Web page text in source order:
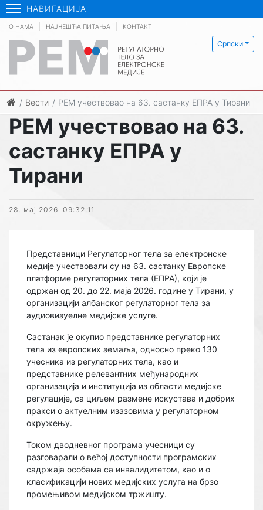
НАВИГАЦИЈА
Српски
О НАМА НАЈЧЕШЋА ПИТАЊА КОНТАКТ
Вести РЕМ учествовао на 63. састанку ЕПРА у Тирани
РЕМ учествовао на 63.
састанку ЕПРА у
Тирани
28. мај 2026. 09:32:11
Представници Регулаторног тела за електронске
медије учествовали су на 63. састанку Европске
платформе регулаторних тела (ЕПРА), који је
одржан од 20. до 22. маја 2026. године у Тирани, у
организацији албанског регулаторног тела за
аудиовизуелне медијске услуге.
Састанак је окупио представнике регулаторних
тела из европских земаља, односно преко 130
учесника из регулаторних тела, као и
представнике релевантних међународних
организација и институција из области медијске
регулације, са циљем размене искустава и добрих
пракси о актуелним изазовима у регулаторном
окружењу.
Током дводневног програма учесници су
разговарали о већој доступности програмских
садржаја особама са инвалидитетом, као и о
класификацији нових медијских услуга на брзо
промењивом медијском тржишту.